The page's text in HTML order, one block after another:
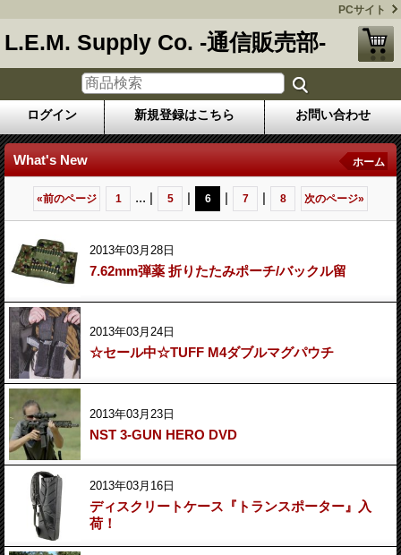
PCサイト
L.E.M. Supply Co. -通信販売部-
ログイン 新規登録はこちら お問い合わせ
What's New ホーム
«前のページ 1 ... | 5 | 6 | 7 | 8 次のページ»
2013年03月28日
7.62mm弾薬 折りたたみポーチ/バックル留
2013年03月24日
☆セール中☆TUFF M4ダブルマグパウチ
2013年03月23日
NST 3-GUN HERO DVD
2013年03月16日
ディスクリートケース『トランスポーター』入
荷！